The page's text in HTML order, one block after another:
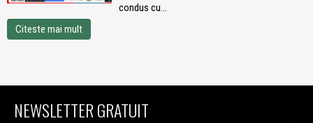
condus cu...
Citeste mai mult
NEWSLETTER GRATUIT